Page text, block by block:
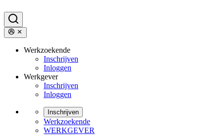
Werkzoekende
Inschrijven
Inloggen
Werkgever
Inschrijven
Inloggen
Inschrijven
Werkzoekende
WERKGEVER